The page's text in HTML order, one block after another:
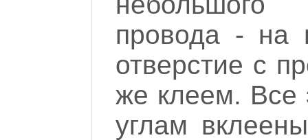
провода - на
отверстие с
же клеем. Все
углам